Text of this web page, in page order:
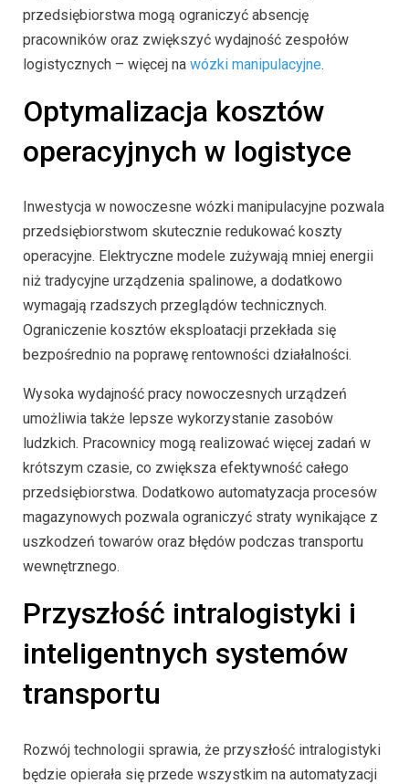
przedsiębiorstwa mogą ograniczyć absencję
pracowników oraz zwiększyć wydajność zespołów
logistycznych – więcej na wózki manipulacyjne.
Optymalizacja kosztów
operacyjnych w logistyce
Inwestycja w nowoczesne wózki manipulacyjne pozwala
przedsiębiorstwom skutecznie redukować koszty
operacyjne. Elektryczne modele zużywają mniej energii
niż tradycyjne urządzenia spalinowe, a dodatkowo
wymagają rzadszych przeglądów technicznych.
Ograniczenie kosztów eksploatacji przekłada się
bezpośrednio na poprawę rentowności działalności.
Wysoka wydajność pracy nowoczesnych urządzeń
umożliwia także lepsze wykorzystanie zasobów
ludzkich. Pracownicy mogą realizować więcej zadań w
krótszym czasie, co zwiększa efektywność całego
przedsiębiorstwa. Dodatkowo automatyzacja procesów
magazynowych pozwala ograniczyć straty wynikające z
uszkodzeń towarów oraz błędów podczas transportu
wewnętrznego.
Przyszłość intralogistyki i
inteligentnych systemów
transportu
Rozwój technologii sprawia, że przyszłość intralogistyki
będzie opierała się przede wszystkim na automatyzacji